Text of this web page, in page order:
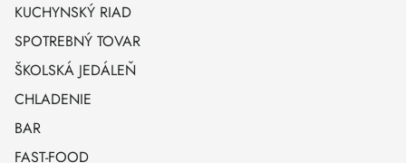
KUCHYNSKÝ RIAD
SPOTREBNÝ TOVAR
ŠKOLSKÁ JEDÁLEŇ
CHLADENIE
BAR
FAST-FOOD